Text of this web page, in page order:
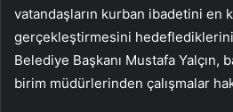
vatandaşların kurban ibadetini en
gerçekleştirmesini
Belediye Başkanı Mustafa Yalçın,
birim müdürlerinden çalışmalar